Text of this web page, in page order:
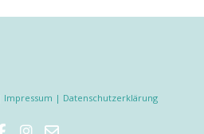
Impressum | Datenschutzerklärung